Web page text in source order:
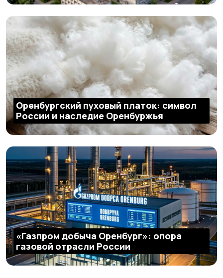
Оренбургский пуховый платок: символ
России и наследие Оренбуржья
«Газпром добыча Оренбург»: опора
газовой отрасли России